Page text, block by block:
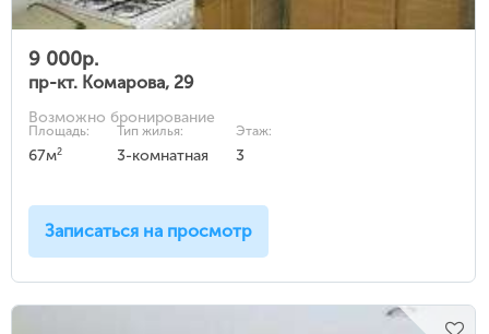
9 000р.
пр-кт. Комарова, 29
Возможно бронирование
Площадь:
67м2
Тип жилья:
3-комнатная
Этаж:
3
Записаться на просмотр